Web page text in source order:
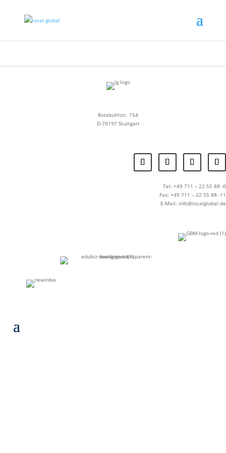
Rotebühlstr. 154
D-70197 Stuttgart
Tel: +49 711 – 22 55 88 -0
Fax: +49 711 – 22 55 88 -11
E-Mail: info@localglobal.de